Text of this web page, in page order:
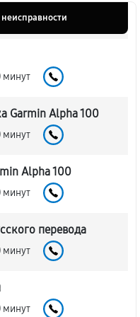
минут
Garmin Alpha 100
минут
Alpha 100
минут
перевода
минут
минут